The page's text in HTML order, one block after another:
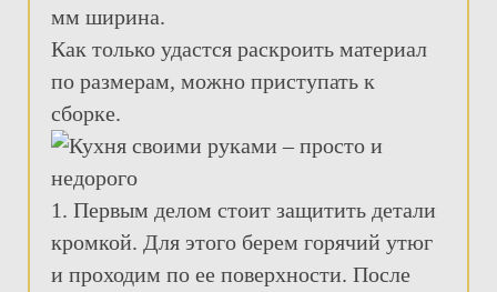
мм ширина.
Как только удастся раскроить материал
по размерам, можно приступать к
сборке.
1. Первым делом стоит защитить детали
кромкой. Для этого берем горячий утюг
и проходим по ее поверхности. После